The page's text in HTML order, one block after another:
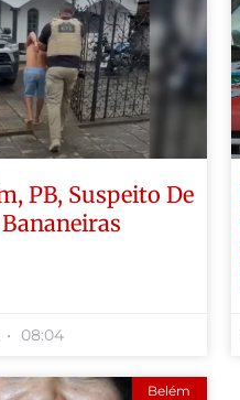
PB, Suspeito De
08:04
Belém